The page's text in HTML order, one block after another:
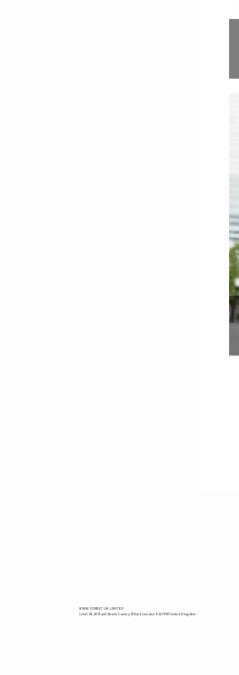
BRISK FOREST UK LIMITED
Level 18, 40 Bank Street, Canary Wharf, London, E14 5NR United Kingdom